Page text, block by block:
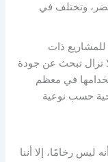
وتختلف في
ذات
لا تزال تبحث عن جودة
في معظم
حسب نوعية
ليس رخامًا، إلا أننا